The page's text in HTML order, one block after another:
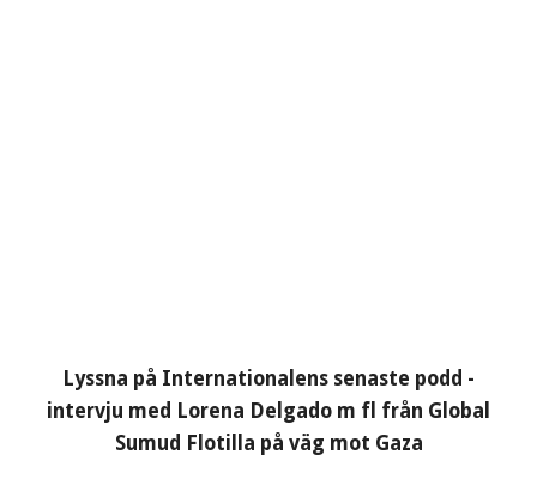
Lyssna på Internationalens senaste podd -
intervju med Lorena Delgado m fl från Global
Sumud Flotilla på väg mot Gaza